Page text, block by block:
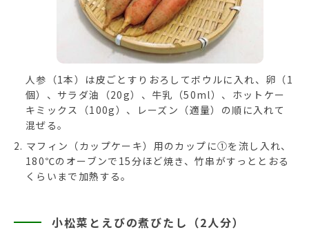
人参（1本）は皮ごとすりおろしてボウルに入れ、卵（1
個）、サラダ油（20g）、牛乳（50ml）、ホットケー
キミックス（100g）、レーズン（適量）の順に入れて
混ぜる。
マフィン（カップケーキ）用のカップに①を流し入れ、
180℃のオーブンで15分ほど焼き、竹串がすっととおる
くらいまで加熱する。
小松菜とえびの煮びたし（2人分）